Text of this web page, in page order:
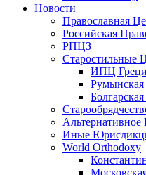
Новости
Православная
Российская
РПЦЗ
Старостильные
ИПЦ
Румынская
Альтернативное
Иные
World Orthodoxy